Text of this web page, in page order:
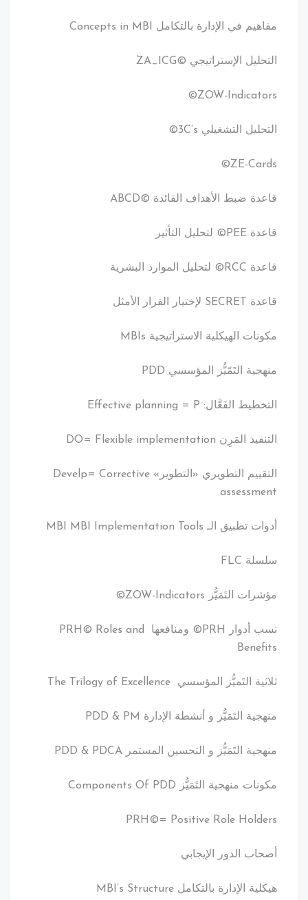
مفاهيم في الإدارة بالتكامل Concepts in MBI
التحليل الإستراتيجي ©ZA_ICG
ZOW-Indicators©
التحليل التشغيلي 3C’s©
ZE-Cards©
قاعدة ضبط الأهداف القائدة ©ABCD
قاعدة PEE© لتحليل التأثير
قاعدة RCC© لتحليل الموارد البشرية
قاعدة SECRET لإختيار القرار الأمثل
مكونات الهيكلية الاستراتيجية MBIs
منهجية التَمّيُّز المؤسسي PDD
التخطيط الفَعَّال: Effective planning = P
التنفيذ المَرِن DO= Flexible implementation
التقييم التطويري «التطوير» Develp= Corrective
assessment
أدوات تطبيق الـ MBI MBI Implementation Tools
سلسلة FLC
مؤشرات التَمَيُّز ZOW-Indicators©
نسب أدوار PRH© ومنافعها PRH© Roles and
Benefits
ثلاثية التَميُّز المؤسسي The Trilogy of Excellence
منهجية التَمَيُّز و أنشطة الإدارة PDD & PM
منهجية التَمَيُّز و التحسين المستمر PDD & PDCA
مكونات منهجية التَمَيُّز Components Of PDD
PRH©= Positive Role Holders
أصحاب الدور الإيجابي
هيكلية الإدارة بالتكامل MBI’s Structure